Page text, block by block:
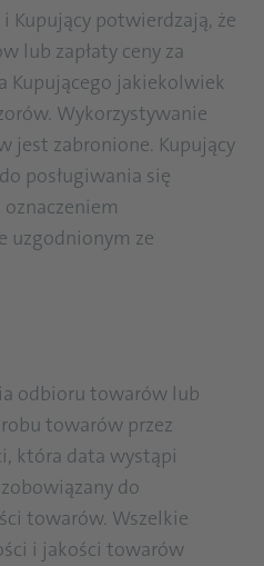
Kupujący potwierdzają, że
lub zapłaty ceny za
Kupującego jakiekolwiek
Wykorzystywanie
jest zabronione. Kupujący
posługiwania się
uzgodnionym ze
odbioru towarów lub
towarów przez
która data wystąpi
do
towarów. Wszelkie
i jakości towarów